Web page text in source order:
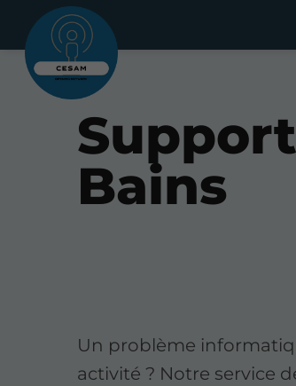
Bains
Un problème
activité ? Notre service